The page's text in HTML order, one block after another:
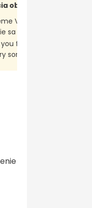
obchodu BajaBee
Vám za milú recenziu
sa V
for your kind review :).
sor